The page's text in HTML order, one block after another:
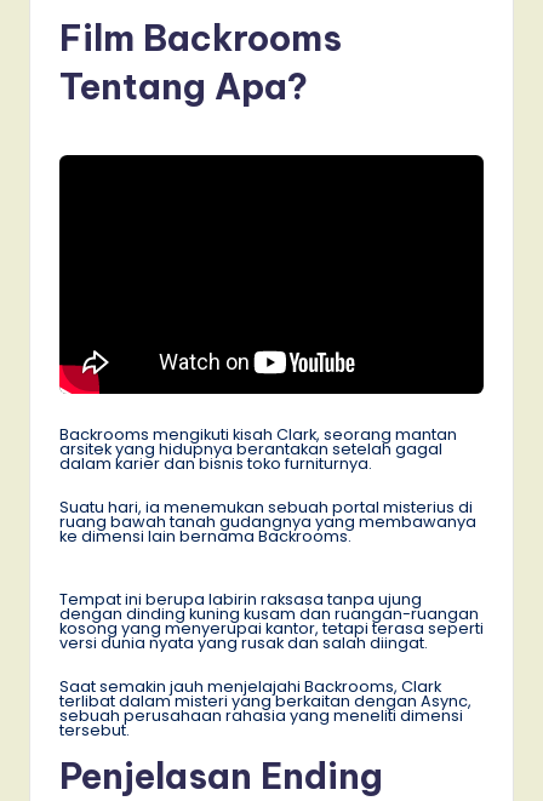
Film Backrooms
Tentang Apa?
Backrooms mengikuti kisah Clark, seorang mantan
arsitek yang hidupnya berantakan setelah gagal
dalam karier dan bisnis toko furniturnya.
Suatu hari, ia menemukan sebuah portal misterius di
ruang bawah tanah gudangnya yang membawanya
ke dimensi lain bernama Backrooms.
Tempat ini berupa labirin raksasa tanpa ujung
dengan dinding kuning kusam dan ruangan-ruangan
kosong yang menyerupai kantor, tetapi terasa seperti
versi dunia nyata yang rusak dan salah diingat.
Saat semakin jauh menjelajahi Backrooms, Clark
terlibat dalam misteri yang berkaitan dengan Async,
sebuah perusahaan rahasia yang meneliti dimensi
tersebut.
Penjelasan Ending